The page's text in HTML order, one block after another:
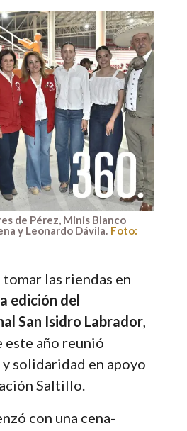
de Pérez, Minis Blanco
y Leonardo Dávila. Foto:
las riendas en
edición del
San Isidro Labrador,
este año reunió
solidaridad en apoyo
Saltillo.
con una cena-